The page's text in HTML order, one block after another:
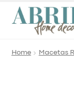
Skip
to
navigation
Skip
to
content
Home Macetas